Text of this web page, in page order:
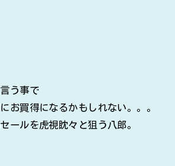
う事で
お買得になるかもしれない。。。
ールを虎視眈々と狙う八郎。